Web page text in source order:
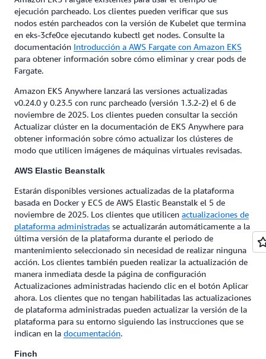
ejecución parcheado. Los clientes pueden verificar que sus
nodos estén parcheados con la versión de Kubelet que termina
en eks-3cfe0ce ejecutando kubectl get nodes. Consulte la
documentación Introducción a AWS Fargate con Amazon EKS
para obtener información sobre cómo eliminar y crear pods de
Fargate.
Amazon EKS Anywhere lanzará las versiones actualizadas
v0.24.0 y 0.23.5 con runc parcheado (versión 1.3.2-2) el 6 de
noviembre de 2025. Los clientes pueden consultar la sección
Actualizar clúster en la documentación de EKS Anywhere para
obtener información sobre cómo actualizar los clústeres de
modo que utilicen imágenes de máquinas virtuales revisadas.
AWS Elastic Beanstalk
Estarán disponibles versiones actualizadas de la plataforma
basada en Docker y ECS de AWS Elastic Beanstalk el 5 de
noviembre de 2025. Los clientes que utilicen actualizaciones de
plataforma administradas se actualizarán automáticamente a la
última versión de la plataforma durante el periodo de
mantenimiento seleccionado sin necesidad de realizar ninguna
acción. Los clientes también pueden realizar la actualización de
manera inmediata desde la página de configuración
Actualizaciones administradas haciendo clic en el botón Aplicar
ahora. Los clientes que no tengan habilitadas las actualizaciones
de plataforma administradas pueden actualizar la versión de la
plataforma para su entorno siguiendo las instrucciones que se
indican en la documentación.
Finch